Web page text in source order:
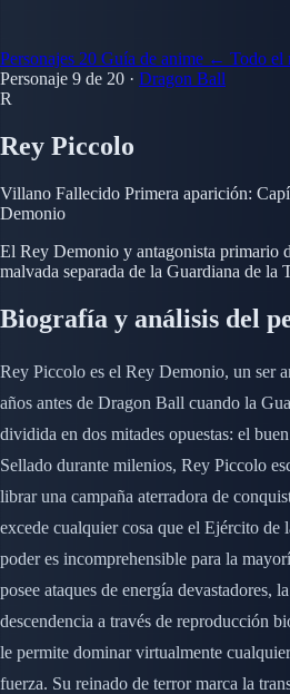
Personajes 20 Guía de anime ← Todo el
Personaje 9 de 20 · Dragon Ball
R
Rey Piccolo
Villano Fallecido Primera aparición:
Demonio
El Rey Demonio y antagonista
malvada separada de la Guardiana de la
Biografía y análisis del
Rey Piccolo es el Rey Demonio, un ser
años antes de Dragon Ball cuando la
dividida en dos mitades opuestas: el
Sellado durante milenios, Rey Piccolo
librar una campaña aterradora de
excede cualquier cosa que el Ejército de
poder es incomprehensible para la
posee ataques de energía devastadores,
descendencia a través de reproducción
le permite dominar virtualmente
fuerza. Su reinado de terror marca la